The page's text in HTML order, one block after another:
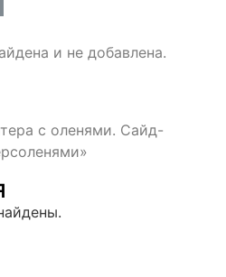
и не добавлена.
с оленями. Сайд-